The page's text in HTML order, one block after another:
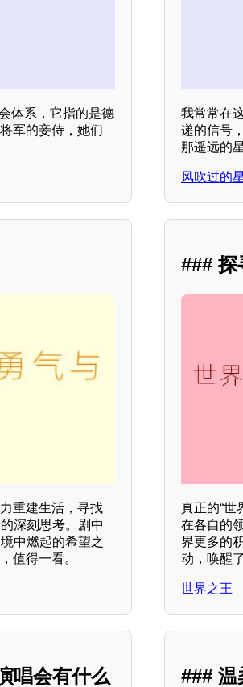
体系，它指的是德
军的妾侍，她们
我常常在
递的信号
那遥远的
风吹过的
重建生活，寻找
深刻思考。剧中
中燃起的希望之
值得一看。
### 探
真正的“世
在各自的
界更多的
动，唤醒
世界之王
唱会有什么 ### 温